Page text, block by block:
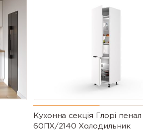
Кухонна секція Глорі пенал
60ПХ/2140 Холодильник